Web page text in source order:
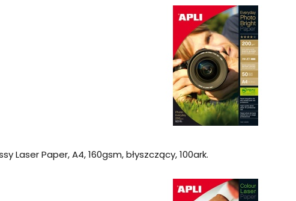
Laser Paper, A4, 160gsm, błyszczący, 100ark.